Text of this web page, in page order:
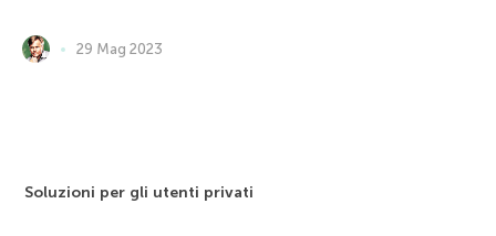
29 Mag 2023
Soluzioni per gli utenti privati